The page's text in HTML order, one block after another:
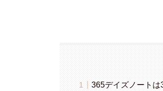
365デイズノートは